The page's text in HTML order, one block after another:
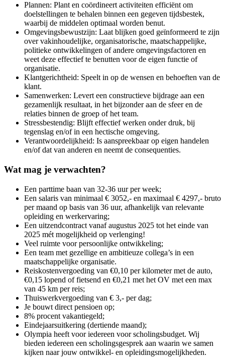
Plannen: Plant en coördineert activiteiten efficiënt om
doelstellingen te behalen binnen een gegeven tijdsbestek,
waarbij de middelen optimaal worden benut.
Omgevingsbewustzijn: Laat blijken goed geïnformeerd te zijn
over vakinhoudelijke, organisatorische, maatschappelijke,
politieke ontwikkelingen of andere omgevingsfactoren en
weet deze effectief te benutten voor de eigen functie of
organisatie.
Klantgerichtheid: Speelt in op de wensen en behoeften van de
klant.
Samenwerken: Levert een constructieve bijdrage aan een
gezamenlijk resultaat, in het bijzonder aan de sfeer en de
relaties binnen de groep of het team.
Stressbestendig: Blijft effectief werken onder druk, bij
tegenslag en/of in een hectische omgeving.
Verantwoordelijkheid: Is aanspreekbaar op eigen handelen
en/of dat van anderen en neemt de consequenties.
Wat mag je verwachten?
Een parttime baan van 32-36 uur per week;
Een salaris van minimaal € 3052,- en maximaal € 4297,- bruto
per maand op basis van 36 uur, afhankelijk van relevante
opleiding en werkervaring;
Een uitzendcontract vanaf augustus 2025 tot het einde van
2025 mét mogelijkheid op verlenging!
Veel ruimte voor persoonlijke ontwikkeling;
Een team met gezellige en ambitieuze collega’s in een
maatschappelijke organisatie.
Reiskostenvergoeding van €0,10 per kilometer met de auto,
€0,15 lopend of fietsend en €0,21 met het OV met een max
van 45 km per reis;
Thuiswerkvergoeding van € 3,- per dag;
Je bouwt direct pensioen op;
8% procent vakantiegeld;
Eindejaarsuitkering (dertiende maand);
Olympia heeft voor iedereen voor scholingsbudget. Wij
bieden iedereen een scholingsgesprek aan waarin we samen
kijken naar jouw ontwikkel- en opleidingsmogelijkheden.